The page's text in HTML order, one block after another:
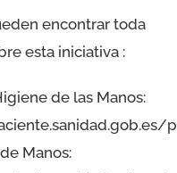
encontrar toda
esta iniciativa :
de las Manos:
Manos: